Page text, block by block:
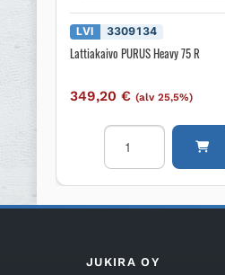
LVI 3309134
Lattiakaivo PURUS Heavy 75 R
349,20€ (alv 25,5%)
Lattiakaivo
PURUS
Heavy
R
JUKIRA OY